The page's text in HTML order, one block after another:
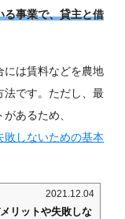
る事業で、貸主と借
には賃料などを農地
法です。ただし、最
あるため、
敗しないための基本
2021.12.04
リットや失敗しな